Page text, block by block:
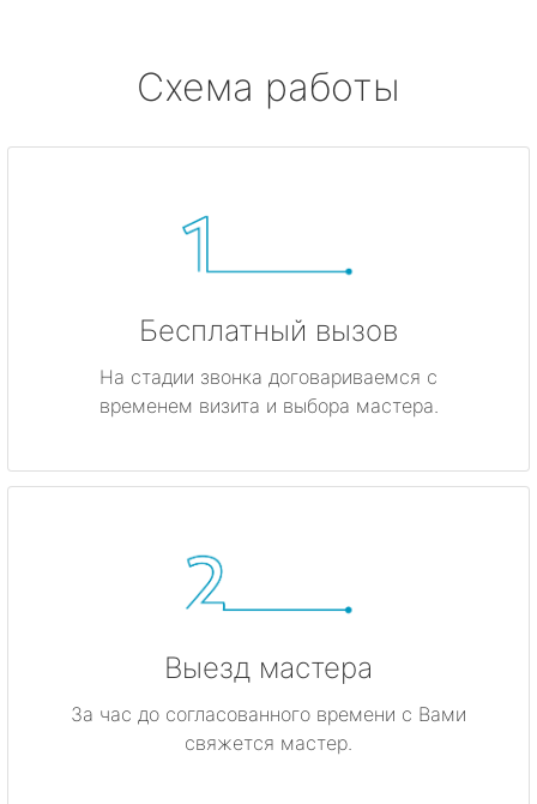
Схема работы
Бесплатный вызов
На стадии звонка договариваемся с
временем визита и выбора мастера.
Выезд мастера
За час до согласованного времени с Вами
свяжется мастер.